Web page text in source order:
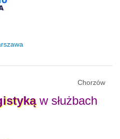
Chorzów
w służbach